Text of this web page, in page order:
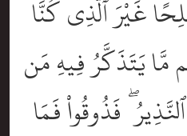
غَيْرَ ٱلَّذِى كُنَّا
مَّا يَتَذَكَّرُ فِيهِ مَن
فَذُوقُواْ فَمَا